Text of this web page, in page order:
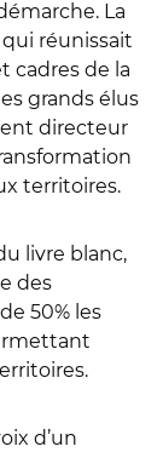
La
réunissait
cadres de la
grands élus
directeur
territoires.
livre blanc,
des
50% les
d’un